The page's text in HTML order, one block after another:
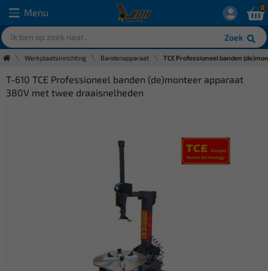
Menu
Zoek
0
Werkplaatsinrichting Bandenapparaat TCE Professioneel banden
T-610 TCE Professioneel banden (de)monteer apparaat
380V met twee draaisnelheden